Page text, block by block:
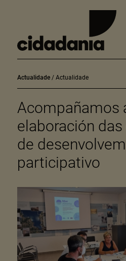
Actualidade Actualidade
Acompañamos
elaboración
de
participativo